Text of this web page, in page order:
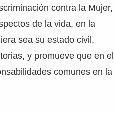
contra la Mujer,
de la vida, en la
sea su estado civil,
y promueve que en el
comunes en la